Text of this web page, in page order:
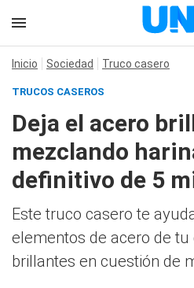
Inicio Sociedad Truco casero
TRUCOS CASEROS
Deja el acero
mezclando
definitivo de 5
Este truco casero te
elementos de acero de tu
brillantes en cuestión de